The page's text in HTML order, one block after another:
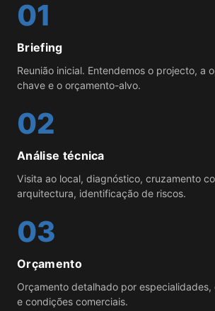
01
Briefing
Reunião inicial. Entendemos o projecto, a
chave e o orçamento-alvo.
02
Análise técnica
Visita ao local, diagnóstico, cruzamento
arquitectura, identificação de riscos.
03
Orçamento
Orçamento detalhado por especialidades,
e condições comerciais.